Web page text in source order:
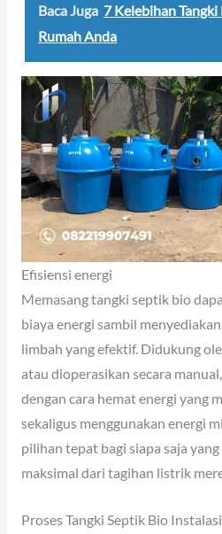
Baca Juga 7 Kelebihan
Rumah Anda
Efisiensi energi
Memasang tangki septik bio
biaya energi sambil
limbah yang efektif. Didukung
atau dioperasikan secara
dengan cara hemat energi yang
sekaligus menggunakan energi
pilihan tepat bagi siapa saja
maksimal dari tagihan listrik
Proses Tangki Septik Bio